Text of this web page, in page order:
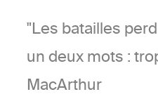
"Les batailles
un deux mots :
MacArthur